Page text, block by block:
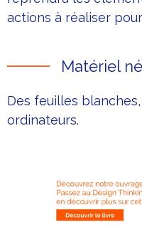
actions à réaliser
Matériel
Des feuilles
ordinateurs.